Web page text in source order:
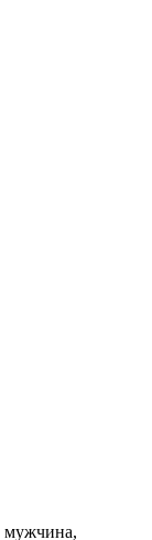
мужчина,